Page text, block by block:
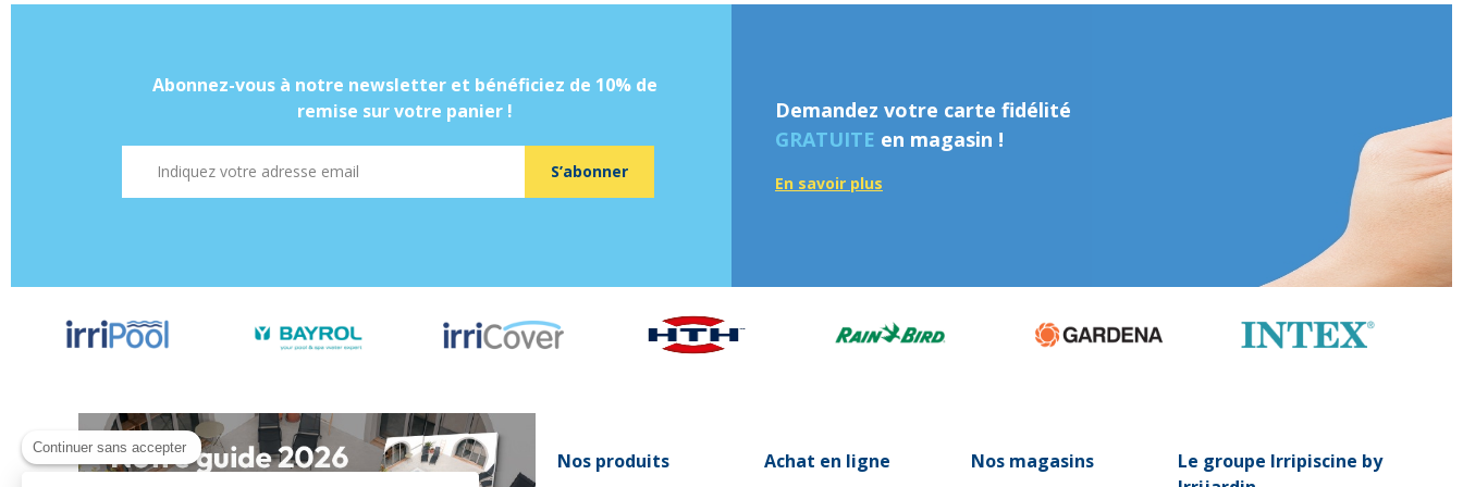
Continuer sans accepter
Abonnez-vous à notre newsletter et bénéficiez de 10% de
remise sur votre panier !
S’abonner
Demandez votre carte fidélité
GRATUITE en magasin !
En savoir plus
Nos produits Achat en ligne Nos magasins
Le groupe Irripiscine by